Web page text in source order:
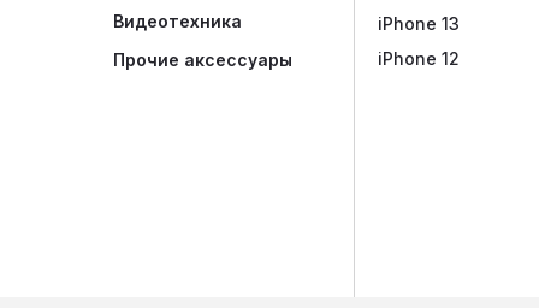
Видеотехника
Прочие аксессуары
iPhone 13
iPhone 12